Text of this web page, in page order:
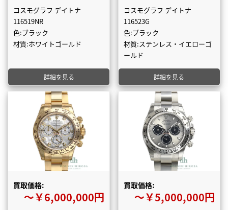
コスモグラフ デイトナ
116519NR
色:ブラック
材質:ホワイトゴールド
詳細を見る
コスモグラフ デイトナ
116523G
色:ブラック
材質:ステンレス・イエローゴ
ールド
詳細を見る
買取価格:
〜￥6,000,000円
買取価格:
〜￥5,000,000円